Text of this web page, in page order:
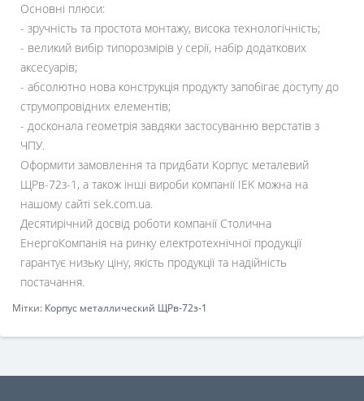
Основні плюси:
- зручність та простота монтажу, висока технологічність;
- великий вибір типорозмірів у серії, набір додаткових
аксесуарів;
- абсолютно нова конструкція продукту запобігає доступу до
струмопровідних елементів;
- досконала геометрія завдяки застосуванню верстатів з
ЧПУ.
Оформити замовлення та придбати Корпус металевий
ЩРв-72з-1, а також інші вироби компанії IEK можна на
нашому сайті sek.com.ua.
Десятирічний досвід роботи компанії Столична
ЕнергоКомпанія на ринку електротехнічної продукції
гарантує низьку ціну, якість продукції та надійність
постачання.
Мітки: Корпус металлический ЩРв-72з-1